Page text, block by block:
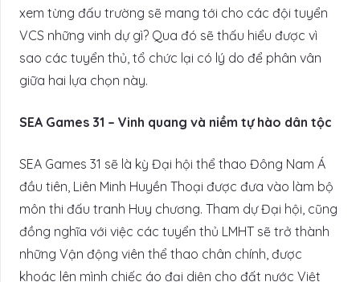
xem từng đấu trường sẽ mang tới cho các đội tuyển
VCS những vinh dự gì? Qua đó sẽ thấu hiểu được vì
sao các tuyển thủ, tổ chức lại có lý do để phân vân
giữa hai lựa chọn này.
SEA Games 31 – Vinh quang và niềm tự hào dân tộc
SEA Games 31 sẽ là kỳ Đại hội thể thao Đông Nam Á
đầu tiên, Liên Minh Huyền Thoại được đưa vào làm bộ
môn thi đấu tranh Huy chương. Tham dự Đại hội, cũng
đồng nghĩa với việc các tuyển thủ LMHT sẽ trở thành
những Vận động viên thể thao chân chính, được
khoác lên mình chiếc áo đại diện cho đất nước Việt